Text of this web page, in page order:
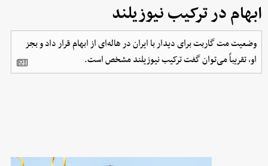
ابهام در ترکیب نیوزیلند
وضعیت مت گاربت برای دیدار با ایران در هاله‌ای از ابهام قرار داد و بجز
او، تقریباً می‌توان گفت ترکیب نیوزیلند مشخص است.